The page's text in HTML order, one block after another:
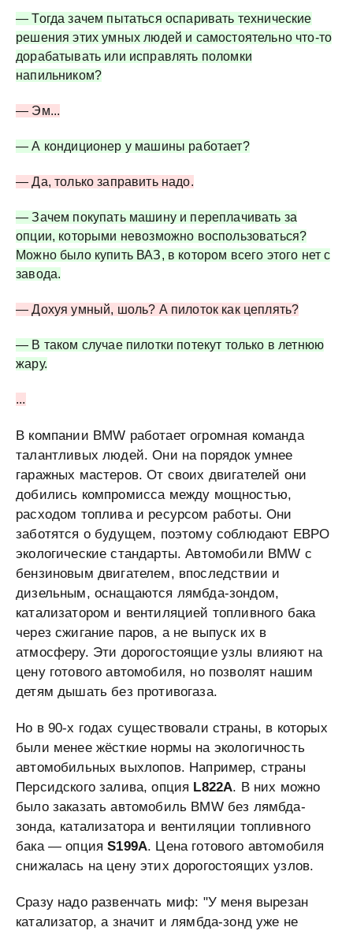
— Тогда зачем пытаться оспаривать технические
решения этих умных людей и самостоятельно что-то
дорабатывать или исправлять поломки
напильником?
— Эм...
— А кондиционер у машины работает?
— Да, только заправить надо.
— Зачем покупать машину и переплачивать за
опции, которыми невозможно воспользоваться?
Можно было купить ВАЗ, в котором всего этого нет с
завода.
— Дохуя умный, шоль? А пилоток как цеплять?
— В таком случае пилотки потекут только в летнюю
жару.
...
В компании BMW работает огромная команда
талантливых людей. Они на порядок умнее
гаражных мастеров. От своих двигателей они
добились компромисса между мощностью,
расходом топлива и ресурсом работы. Они
заботятся о будущем, поэтому соблюдают ЕВРО
экологические стандарты. Автомобили BMW с
бензиновым двигателем, впоследствии и
дизельным, оснащаются лямбда-зондом,
катализатором и вентиляцией топливного бака
через сжигание паров, а не выпуск их в
атмосферу. Эти дорогостоящие узлы влияют на
цену готового автомобиля, но позволят нашим
детям дышать без противогаза.
Но в 90-х годах существовали страны, в которых
были менее жёсткие нормы на экологичность
автомобильных выхлопов. Например, страны
Персидского залива, опция L822A. В них можно
было заказать автомобиль BMW без лямбда-
зонда, катализатора и вентиляции топливного
бака — опцияS199A. Цена готового автомобиля
снижалась на цену этих дорогостоящих узлов.
Cразу надо развенчать миф: "У меня вырезан
катализатор, а значит и лямбда-зонд уже не